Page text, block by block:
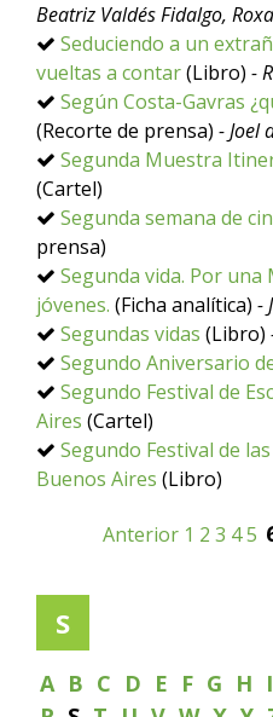
Beatriz Valdés Fidalgo,
Seduciendo a un
vueltas a contar(Libro) -
Según Costa-Gavras
(Recorte de prensa) - Joel
Segunda Muestra
(Cartel)
Segunda semana de
prensa)
Segunda vida. Por una
jóvenes. (Ficha analítica) -
Segundas vidas (Libro)
Segundo Aniversario
Segundo Festival de
Aires (Cartel)
Segundo Festival de
Buenos Aires (Libro)
Anterior 1 2 3 45
S
A B C D E F G H I